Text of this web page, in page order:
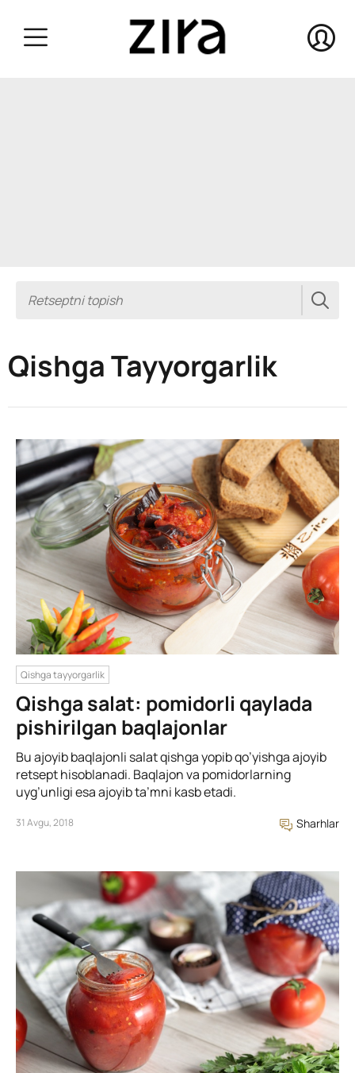
Qishga Tayyorgarlik
Qishga tayyorgarlik
Qishga salat: pomidorli qaylada
pishirilgan baqlajonlar
Bu ajoyib baqlajonli salat qishga yopib qo’yishga ajoyib
retsept hisoblanadi. Baqlajon va pomidorlarning
uyg’unligi esa ajoyib ta’mni kasb etadi.
31 Avgu, 2018 Sharhlar